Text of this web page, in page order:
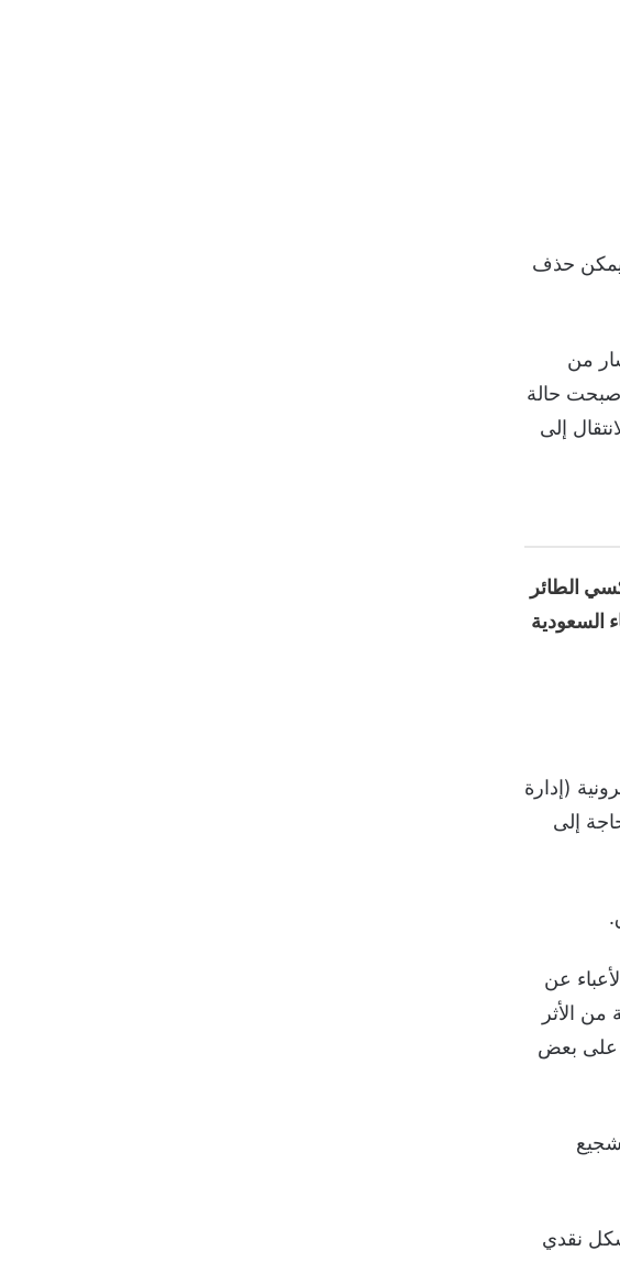
السعودية، اليوم السبت، 04/شباط/2023، أنه لا يمكن حذف
من
حالة
إلى
الطائر
السعودية
(إدارة
إلى
2017 ويهدف لتخفيف الأعباء عن
الأثر
على بعض
نقدي